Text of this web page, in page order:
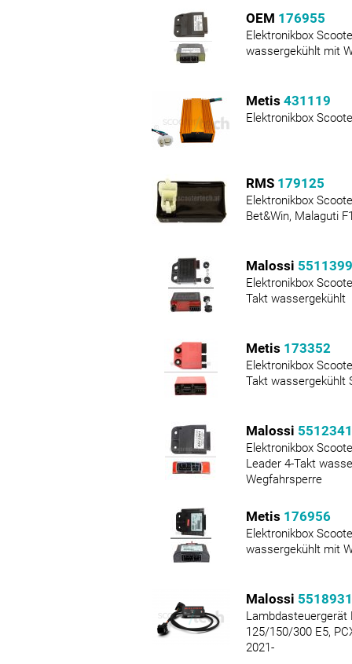
OEM 176955
Elektronikbox
wassergekühlt mit
Metis 431119
Elektronikbox
RMS 179125
Elektronikbox
Bet&Win, Malaguti
Malossi 5511399
Elektronikbox
Takt wassergekühlt
Metis 173352
Elektronikbox
Takt wassergekühlt
Malossi 5512341
Elektronikbox
Leader 4-Takt
Wegfahrsperre
Metis 176956
Elektronikbox
wassergekühlt mit
Malossi
Lambdasteuergerät
125/150/300 E5,
2021-